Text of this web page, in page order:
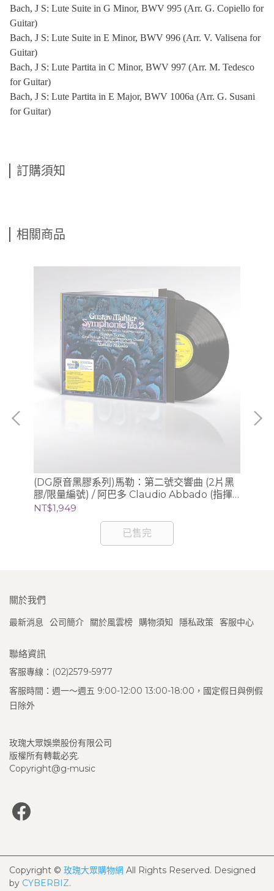
Bach, J S: Lute Suite in G Minor, BWV 995 (Arr. G. Copiello for
Guitar)
Bach, J S: Lute Suite in E Minor, BWV 996 (Arr. V. Valisena for
Guitar)
Bach, J S: Lute Partita in C Minor, BWV 997 (Arr. M. Tedesco
for Guitar)
Bach, J S: Lute Partita in E Major, BWV 1006a (Arr. G. Susani
for Guitar)
訂購須知
相關商品
(DG原音黑膠系列)馬勒：第二號交響曲 (2片黑
膠/限量編號) / 阿巴多 Claudio Abbado (指揮)
芝加哥交響樂團
NT$1,949
已售完
關於我們
最新消息 公司簡介 關於風雲榜 購物須知 隱私政策 客服中心
聯絡資訊
客服專線：(02)2579-5977
客服時間：週一～週五 9:00-12:00 13:00-18:00，國定假日與例假
日除外
玫瑰大眾娛樂股份有限公司
版權所有轉載必究.
Copyright@g-music
Copyright © 玫瑰大眾購物網 All Rights Reserved. Designed
by CYBERBIZ.